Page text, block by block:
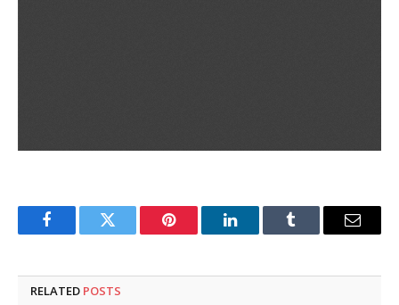
FacebookTwitter Pinterest LinkedInTumblr Email
RELATED POSTS